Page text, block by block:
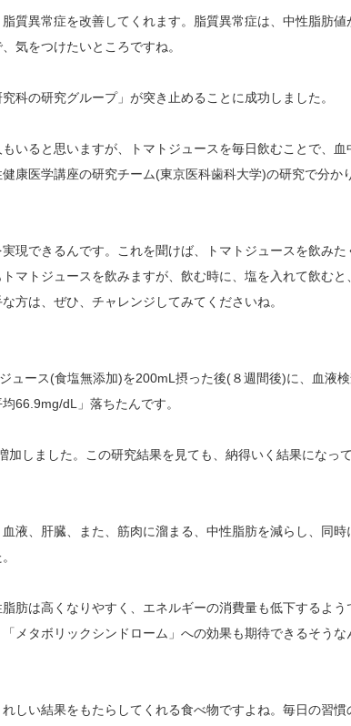
質異常症を改善してくれます。脂質異常症は、中性脂肪値
気をつけたいところですね。
科の研究グループ」が突き止めることに成功しました。
いると思いますが、トマトジュースを毎日飲むことで、血
康医学講座の研究チーム(東京医科歯科大学)の研究で分か
現できるんです。これを聞けば、トマトジュースを飲みた
マトジュースを飲みますが、飲む時に、塩を入れて飲むと、
方は、ぜひ、チャレンジしてみてくださいね。
ュース(食塩無添加)を200mL摂った後(８週間後)に、血液
66.9mg/dL」落ちたんです。
加しました。この研究結果を見ても、納得いく結果になって
液、肝臓、また、筋肉に溜まる、中性脂肪を減らし、同時
肪は高くなりやすく、エネルギーの消費量も低下するよう
メタボリックシンドローム」への効果も期待できるそうな
しい結果をもたらしてくれる食べ物ですよね。毎日の習慣